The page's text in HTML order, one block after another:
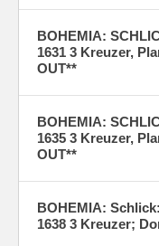
BOHEMIA:
1631 3 Kreuzer,
OUT**
BOHEMIA:
1635 3 Kreuzer,
OUT**
BOHEMIA:
1638 3 Kreuzer;